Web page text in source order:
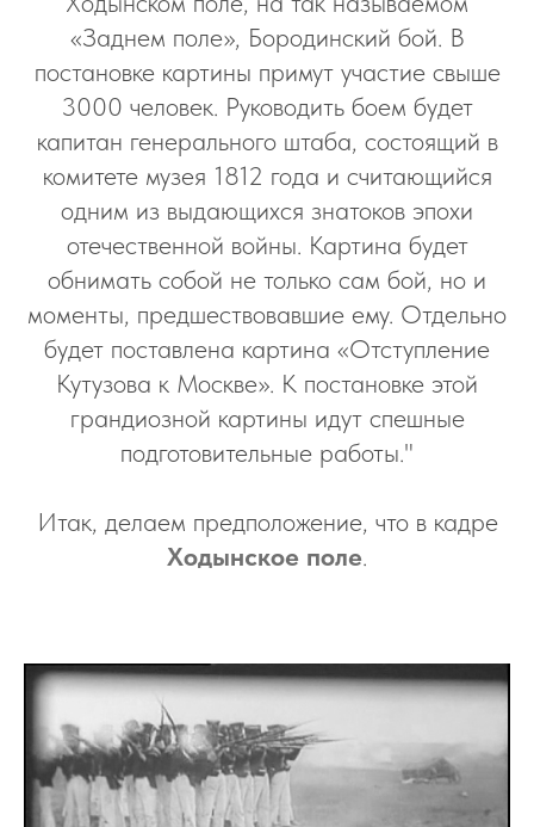
«Заднем поле», Бородинский бой. В
постановке картины примут участие свыше
3000 человек. Руководить боем будет
капитан генерального штаба, состоящий в
комитете музея 1812 года и считающийся
одним из выдающихся знатоков эпохи
отечественной войны. Картина будет
обнимать собой не только сам бой, но и
моменты, предшествовавшие ему. Отдельно
будет поставлена картина «Отступление
Кутузова к Москве». К постановке этой
грандиозной картины идут спешные
подготовительные работы."
Итак, делаем предположение, что в кадре
Ходынское поле.